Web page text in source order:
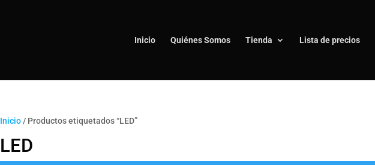
Inicio Quiénes Somos Tienda Lista de precios
Inicio/ Productos etiquetados “LED”
LED